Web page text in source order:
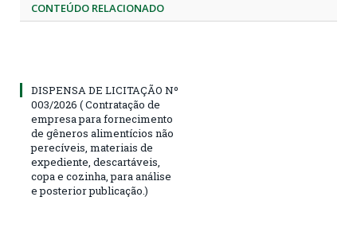
CONTEÚDO RELACIONADO
DISPENSA DE LICITAÇÃO Nº
003/2026 ( Contratação de
empresa para fornecimento
de gêneros alimentícios não
perecíveis, materiais de
expediente, descartáveis,
copa e cozinha, para análise
e posterior publicação.)